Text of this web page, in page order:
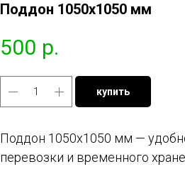
Поддон 1050x1050 мм
500 р.
купить
Поддон 1050x1050 мм —
перевозки и временного